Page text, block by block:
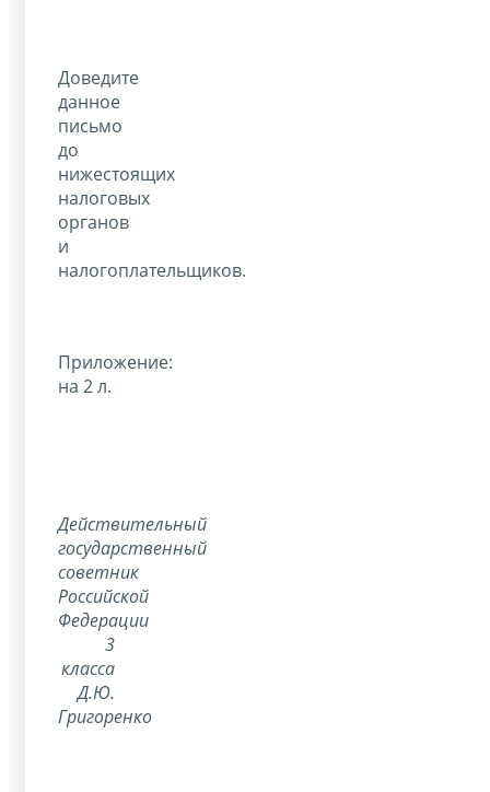
Доведите
данное
письмо
до
нижестоящих
налоговых
органов
и
налогоплательщиков.
Приложение:
на 2 л.
Действительный
государственный
советник
Российской
Федерации
3
класса
Д.Ю.
Григоренко